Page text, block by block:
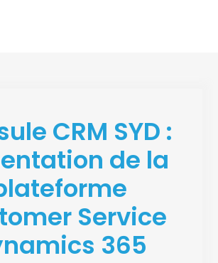
CRM SYD :
de la
Service
365